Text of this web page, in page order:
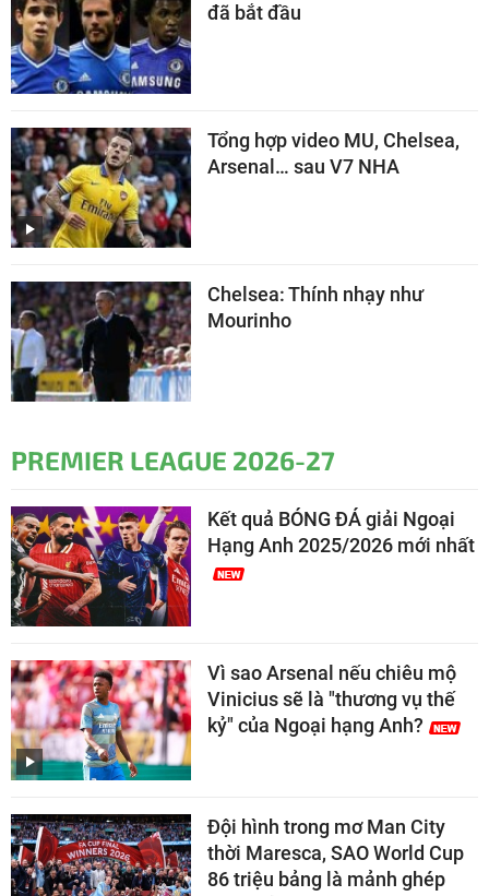
đã bắt đầu
Tổng hợp video MU, Chelsea,
Arsenal… sau V7 NHA
Chelsea: Thính nhạy như
Mourinho
PREMIER LEAGUE 2026-27
Kết quả BÓNG ĐÁ giải Ngoại
Hạng Anh 2025/2026 mới nhất
Vì sao Arsenal nếu chiêu mộ
Vinicius sẽ là "thương vụ thế
kỷ" của Ngoại hạng Anh?
Đội hình trong mơ Man City
thời Maresca, SAO World Cup
86 triệu bảng là mảnh ghép